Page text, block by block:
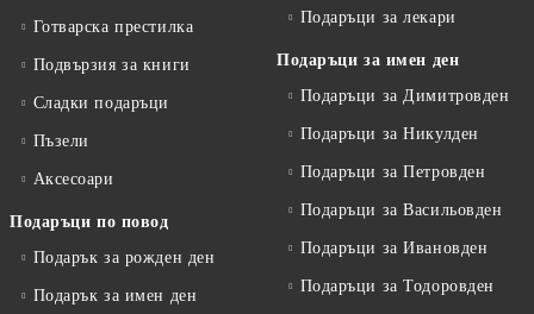
Готварска престилка
Подвързия за книги
Сладки подаръци
Пъзели
Аксесоари
Подаръци по повод
Подарък за рожден ден
Подарък за имен ден
Подаръци за лекари
Подаръци за имен ден
Подаръци за Димитровден
Подаръци за Никулден
Подаръци за Петровден
Подаръци за Васильовден
Подаръци за Ивановден
Подаръци за Тодоровден